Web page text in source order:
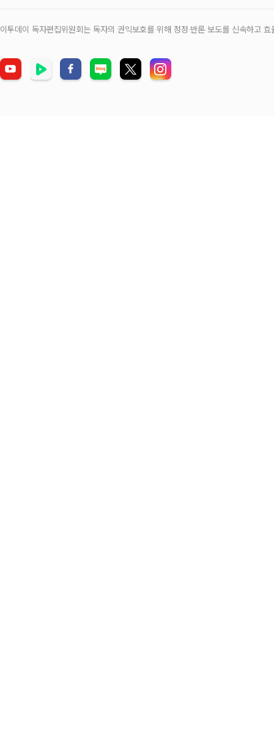
이투데이 독자편집위원회는 독자의 권익보호를 위해 정정‧반론 보도를 신속하고